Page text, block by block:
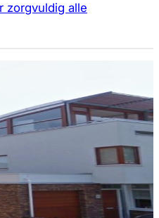
zorgvuldig alle